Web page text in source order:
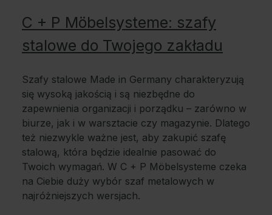
C + P Möbelsysteme: szafy
stalowe do Twojego zakładu
Szafy stalowe Made in Germany charakteryzują
się wysoką jakością i są niezbędne do
zapewnienia organizacji i porządku – zarówno w
biurze, jak i w warsztacie czy magazynie. Dlatego
też niezwykle ważne jest, aby zakupić szafę
stalową, która będzie idealnie pasować do
Twoich wymagań. W C + P Möbelsysteme czeka
na Ciebie duży wybór szaf metalowych w
najróżniejszych wersjach.